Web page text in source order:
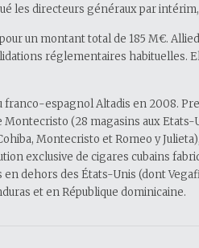
les directeurs généraux par
un montant total de 185 M€.
réglementaires habituelles.
espagnol Altadis en 2008.
Montecristo (28 magasins aux
Montecristo et Romeo y
exclusive de cigares cubains
dehors des États-Unis (dont
et en République dominicaine.